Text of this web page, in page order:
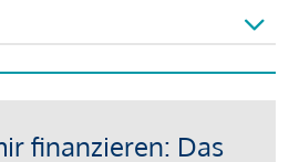
finanzieren: Das